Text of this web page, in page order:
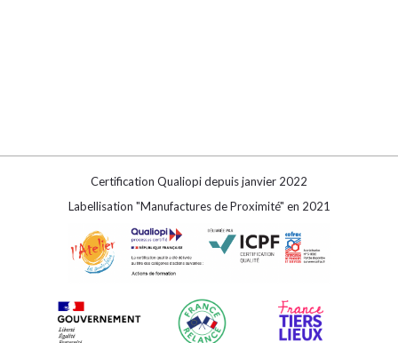
Certification Qualiopi depuis janvier 2022
Labellisation "Manufactures de Proximité" en 2021